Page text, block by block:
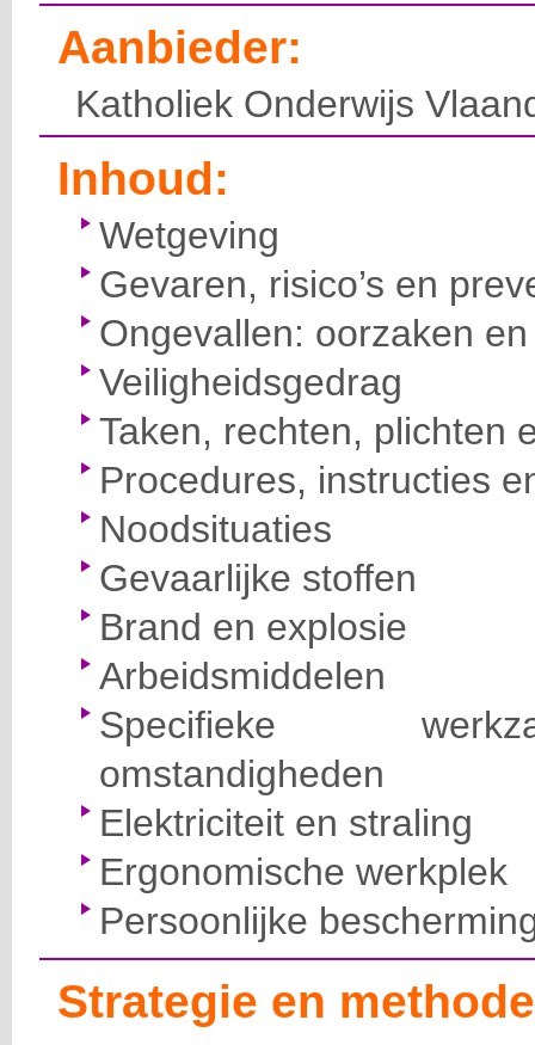
Aanbieder:
Katholiek Onderwijs
Inhoud:
Wetgeving
Gevaren, risico’s en
Ongevallen: oorzaken
Veiligheidsgedrag
Taken, rechten, plichten
Procedures, instructies
Noodsituaties
Gevaarlijke stoffen
Brand en explosie
Arbeidsmiddelen
Specifieke
omstandigheden
Elektriciteit en straling
Ergonomische werkplek
Persoonlijke
Strategie en